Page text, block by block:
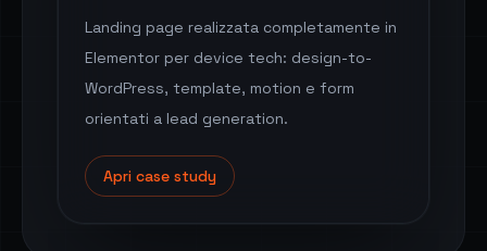
Landing page realizzata completamente in
Elementor per device tech: design-to-
WordPress, template, motion e form
orientati a lead generation.
Apri case study